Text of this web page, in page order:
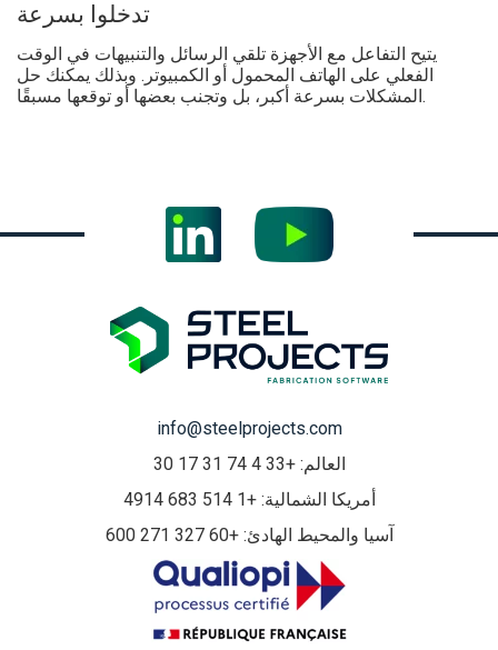
تدخلوا بسرعة
يتيح التفاعل مع الأجهزة تلقي الرسائل والتنبيهات في الوقت
الفعلي على الهاتف المحمول أو الكمبيوتر. وبذلك يمكنك حل
المشكلات بسرعة أكبر، بل وتجنب بعضها أو توقعها مسبقًا.
info@steelprojects.com
العالم: +33 4 74 31 17 30
أمريكا الشمالية: +1 514 683 4914
آسيا والمحيط الهادئ: +60 327 271 600